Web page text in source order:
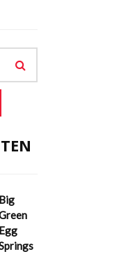
Big
Egg